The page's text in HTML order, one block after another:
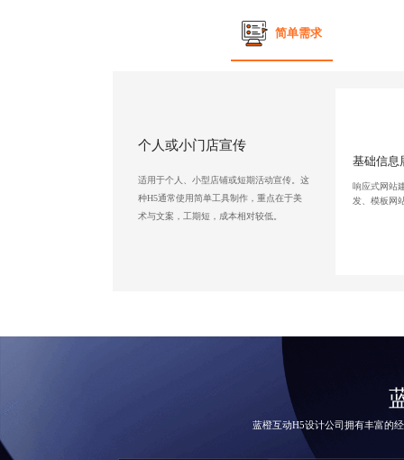
简单需求
个人或小门店宣传
适用于个人、小型店铺或短期活动宣传。这
种H5通常使用简单工具制作，重点在于美
术与文案，工期短，成本相对较低。
基础信息
响应式网站
发、模板网
蓝橙互动H5设计公司拥有丰富的